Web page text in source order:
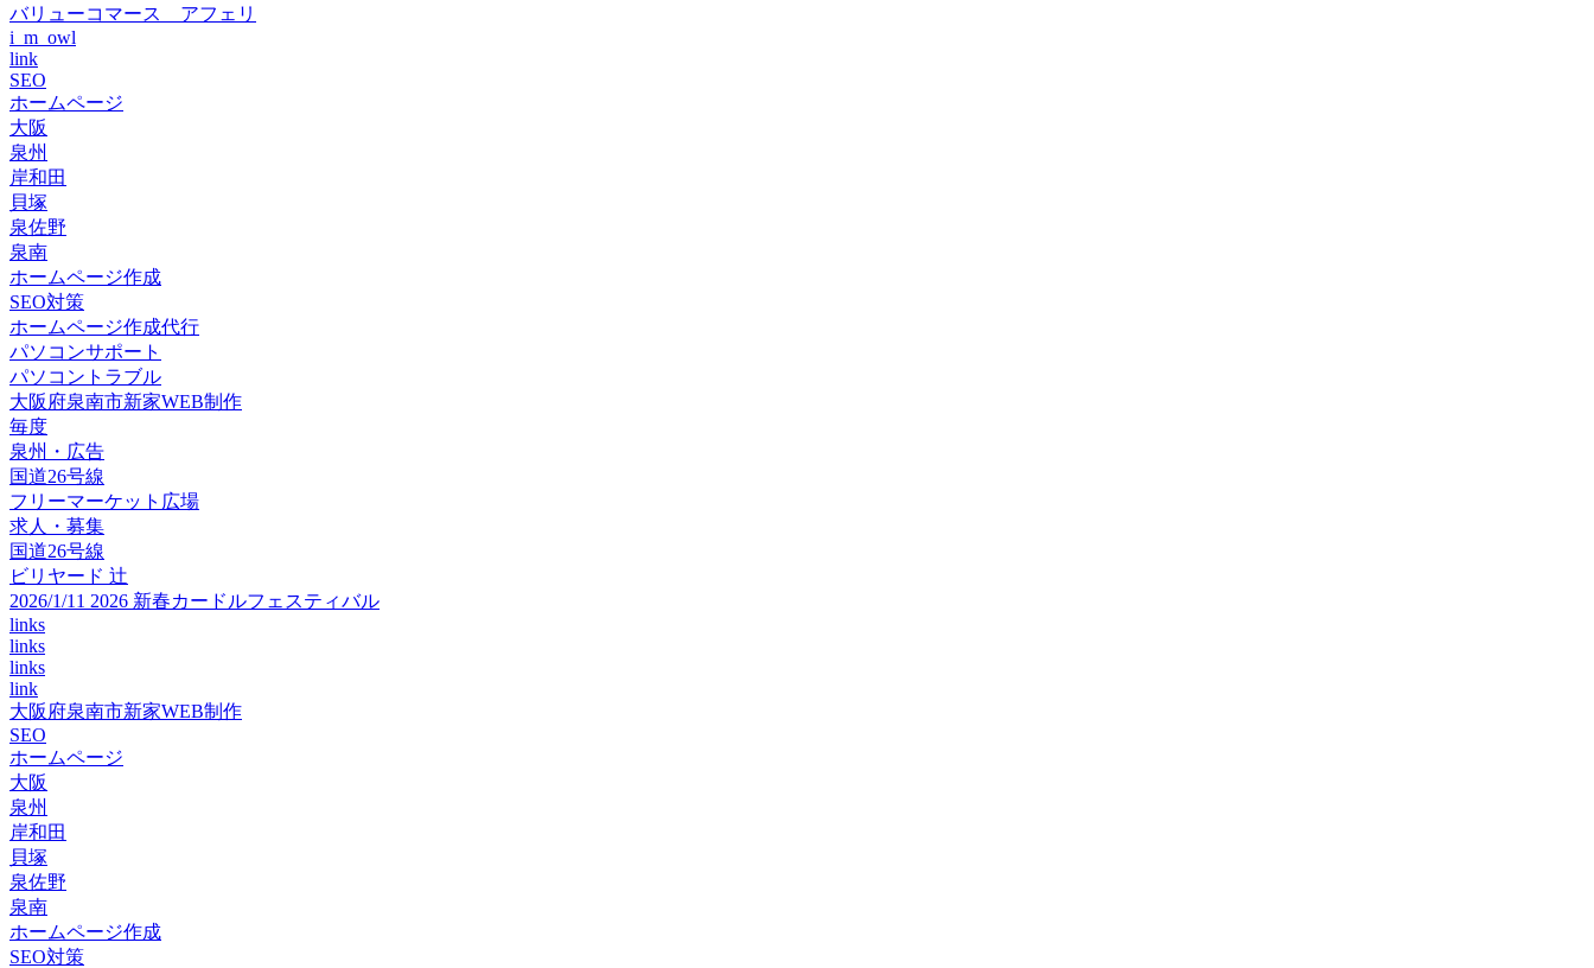
バリューコマース アフェリ
i_m_owl
link
SEO
ホームページ
大阪
泉州
岸和田
貝塚
泉佐野
泉南
ホームページ作成
SEO対策
ホームページ作成代行
パソコンサポート
パソコントラブル
大阪府泉南市新家WEB制作
毎度
泉州・広告
国道26号線
フリーマーケット広場
求人・募集
国道26号線
ビリヤード 辻
2026/1/11 2026 新春カードルフェスティバル
links
links
links
link
大阪府泉南市新家WEB制作
SEO
ホームページ
大阪
泉州
岸和田
貝塚
泉佐野
泉南
ホームページ作成
SEO対策